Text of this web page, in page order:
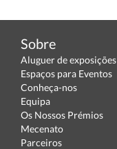
Sobre
Aluguer de exposições
Espaços para Eventos
Conheça-nos
Equipa
Os Nossos Prémios
Mecenato
Parceiros